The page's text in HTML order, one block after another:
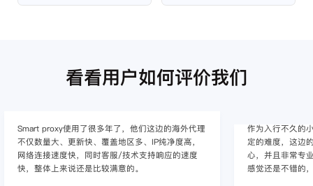
看看用户如何评价我们
作为入行不久的小白，上手使用Smart proxy会有一
定的难度，这边的客服人员/技术支持人员非常有耐
心，并且非常专业，很快就上手了，使用体验整体
感觉还是不错的，非常推荐身边的同行使用。
作为一家跨境电
上面经营着多个
着强烈的需求，
商，不是断网就